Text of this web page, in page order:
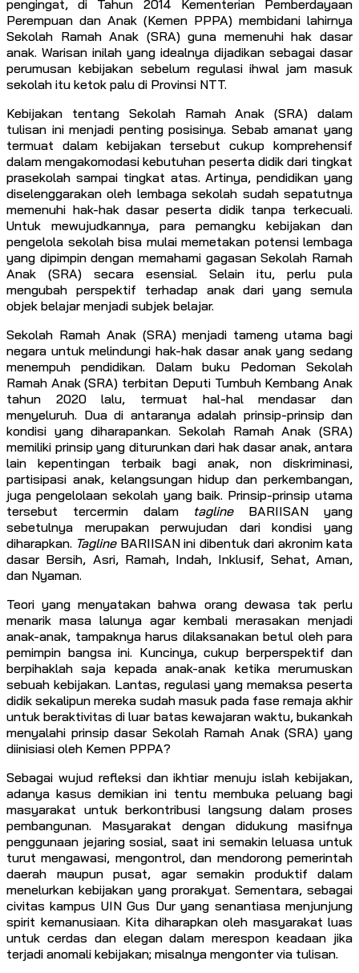
pengingat, di Tahun 2014 Kementerian Pemberdayaan
Perempuan dan Anak (Kemen PPPA) membidani lahirnya
Sekolah Ramah Anak (SRA) guna memenuhi hak dasar
anak. Warisan inilah yang idealnya dijadikan sebagai dasar
perumusan kebijakan sebelum regulasi ihwal jam masuk
sekolah itu ketok palu di Provinsi NTT.
Kebijakan tentang Sekolah Ramah Anak (SRA) dalam
tulisan ini menjadi penting posisinya. Sebab amanat yang
termuat dalam kebijakan tersebut cukup komprehensif
dalam mengakomodasi kebutuhan peserta didik dari tingkat
prasekolah sampai tingkat atas. Artinya, pendidikan yang
diselenggarakan oleh lembaga sekolah sudah sepatutnya
memenuhi hak-hak dasar peserta didik tanpa terkecuali.
Untuk mewujudkannya, para pemangku kebijakan dan
pengelola sekolah bisa mulai memetakan potensi lembaga
yang dipimpin dengan memahami gagasan Sekolah Ramah
Anak (SRA) secara esensial. Selain itu, perlu pula
mengubah perspektif terhadap anak dari yang semula
objek belajar menjadi subjek belajar.
Sekolah Ramah Anak (SRA) menjadi tameng utama bagi
negara untuk melindungi hak-hak dasar anak yang sedang
menempuh pendidikan. Dalam buku Pedoman Sekolah
Ramah Anak (SRA) terbitan Deputi Tumbuh Kembang Anak
tahun 2020 lalu, termuat hal-hal mendasar dan
menyeluruh. Dua di antaranya adalah prinsip-prinsip dan
kondisi yang diharapankan. Sekolah Ramah Anak (SRA)
memiliki prinsip yang diturunkan dari hak dasar anak, antara
lain kepentingan terbaik bagi anak, non diskriminasi,
partisipasi anak, kelangsungan hidup dan perkembangan,
juga pengelolaan sekolah yang baik. Prinsip-prinsip utama
tersebut tercermin dalam taglineBARIISAN yang
sebetulnya merupakan perwujudan dari kondisi yang
diharapkan. TaglineBARIISAN ini dibentuk dari akronim kata
dasar Bersih, Asri, Ramah, Indah, Inklusif, Sehat, Aman,
dan Nyaman.
Teori yang menyatakan bahwa orang dewasa tak perlu
menarik masa lalunya agar kembali merasakan menjadi
anak-anak, tampaknya harus dilaksanakan betul oleh para
pemimpin bangsa ini. Kuncinya, cukup berperspektif dan
berpihaklah saja kepada anak-anak ketika merumuskan
sebuah kebijakan. Lantas, regulasi yang memaksa peserta
didik sekalipun mereka sudah masuk pada fase remaja akhir
untuk beraktivitas di luar batas kewajaran waktu, bukankah
menyalahi prinsip dasar Sekolah Ramah Anak (SRA) yang
diinisiasi oleh Kemen PPPA?
Sebagai wujud refleksi dan ikhtiar menuju islah kebijakan,
adanya kasus demikian ini tentu membuka peluang bagi
masyarakat untuk berkontribusi langsung dalam proses
pembangunan. Masyarakat dengan didukung masifnya
penggunaan jejaring sosial, saat ini semakin leluasa untuk
turut mengawasi, mengontrol, dan mendorong pemerintah
daerah maupun pusat, agar semakin produktif dalam
menelurkan kebijakan yang prorakyat. Sementara, sebagai
civitas kampus UIN Gus Dur yang senantiasa menjunjung
spirit kemanusiaan. Kita diharapkan oleh masyarakat luas
untuk cerdas dan elegan dalam merespon keadaan jika
terjadi anomali kebijakan; misalnya mengonter via tulisan.